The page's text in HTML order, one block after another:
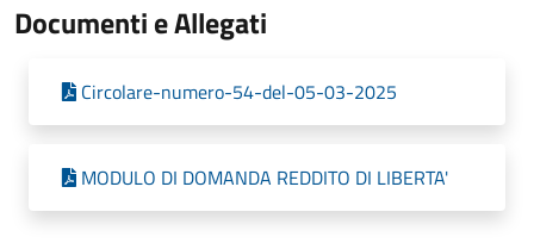
Documenti e Allegati
Circolare-numero-54-del-05-03-2025
MODULO DI DOMANDA REDDITO DI LIBERTA'